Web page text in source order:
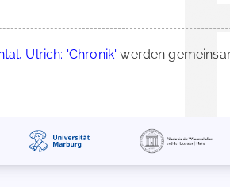
Ulrich: 'Chronik' werden